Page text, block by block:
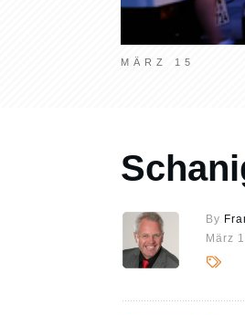
MÄRZ 15
By
März